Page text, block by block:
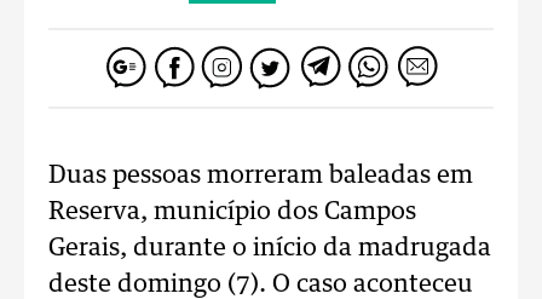
Duas pessoas morreram baleadas em
Reserva, município dos Campos
Gerais, durante o início da madrugada
deste domingo (7). O caso aconteceu